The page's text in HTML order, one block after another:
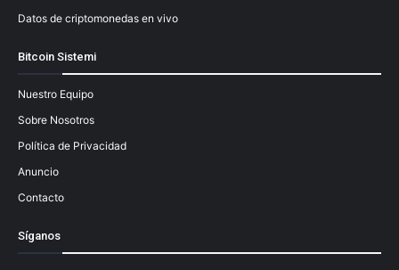
Datos de criptomonedas en vivo
Bitcoin Sistemi
Nuestro Equipo
Sobre Nosotros
Política de Privacidad
Anuncio
Contacto
Síganos